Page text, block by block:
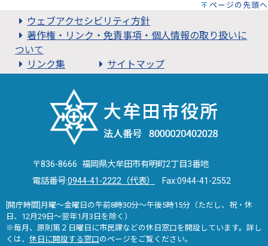
ページの先頭へ
ウェブアクセシビリティ方針
著作権・リンク・免責事項・個人情報の取り扱いに
ついて
リンク集
サイトマップ
〒836-8666 福岡県大牟田市有明町2丁目3番地
電話番号:0944-41-2222（代表） Fax:0944-41-2552
[開庁時間]月曜～金曜日の午前8時30分～午後5時15分（ただし、祝・休
日、12月29日～翌年1月3日を除く）
※毎月、原則第２日曜日に市民課などの休日窓口を開設しています。詳し
くは、 休日に開設する窓口のページをご覧ください。